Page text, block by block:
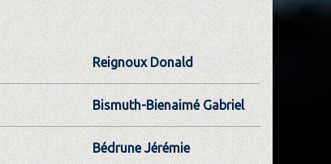
Reignoux Donald
Bismuth-Bienaimé Gabriel
Bédrune Jérémie